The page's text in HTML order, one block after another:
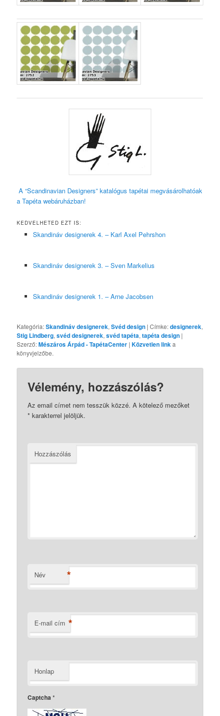
A “Scandinavian Designers” katalógus tapétai megvásárolhatóak
a Tapéta webáruházban!
KEDVELHETED EZT IS:
Skandináv designerek 4. – Karl Axel Pehrshon
Skandináv designerek 3. – Sven Markelius
Skandináv designerek 1. – Arne Jacobsen
Kategória:Skandináv designerek,Svéd design | Címke:designerek,
Stig Lindberg,svéd designerek,svéd tapéta,tapéta design |
Szerző:Mészáros Árpád - TapétaCenter |Közvetlen linka
könyvjelzőbe.
Vélemény, hozzászólás?
Az email címet nem tesszük közzé. A kötelező mezőket
* karakterrel jelöljük.
Hozzászólás
Név *
E-mail cím *
Honlap
Captcha*